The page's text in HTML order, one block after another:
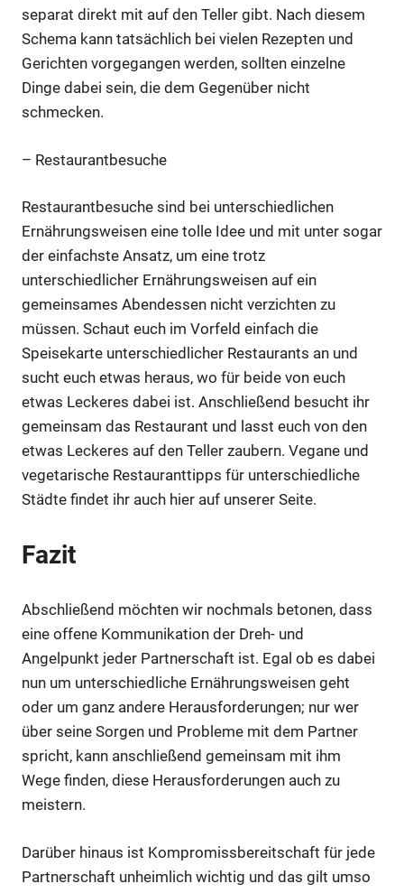
separat direkt mit auf den Teller gibt. Nach diesem
Schema kann tatsächlich bei vielen Rezepten und
Gerichten vorgegangen werden, sollten einzelne
Dinge dabei sein, die dem Gegenüber nicht
schmecken.
– Restaurantbesuche
Restaurantbesuche sind bei unterschiedlichen
Ernährungsweisen eine tolle Idee und mit unter sogar
der einfachste Ansatz, um eine trotz
unterschiedlicher Ernährungsweisen auf ein
gemeinsames Abendessen nicht verzichten zu
müssen. Schaut euch im Vorfeld einfach die
Speisekarte unterschiedlicher Restaurants an und
sucht euch etwas heraus, wo für beide von euch
etwas Leckeres dabei ist. Anschließend besucht ihr
gemeinsam das Restaurant und lasst euch von den
etwas Leckeres auf den Teller zaubern. Vegane und
vegetarische Restauranttipps für unterschiedliche
Städte findet ihr auch hier auf unserer Seite.
Fazit
Abschließend möchten wir nochmals betonen, dass
eine offene Kommunikation der Dreh- und
Angelpunkt jeder Partnerschaft ist. Egal ob es dabei
nun um unterschiedliche Ernährungsweisen geht
oder um ganz andere Herausforderungen; nur wer
über seine Sorgen und Probleme mit dem Partner
spricht, kann anschließend gemeinsam mit ihm
Wege finden, diese Herausforderungen auch zu
meistern.
Darüber hinaus ist Kompromissbereitschaft für jede
Partnerschaft unheimlich wichtig und das gilt umso